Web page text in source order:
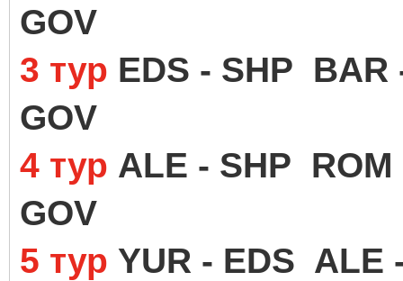
GOV
3 тур EDS - SHP
GOV
4 тур ALE - SHP
GOV
5 тур YUR - EDS ALE